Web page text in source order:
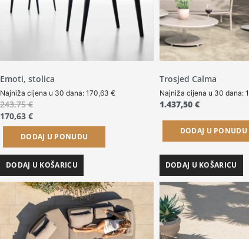
Emoti, stolica
Najniža cijena u 30 dana: 170,63 €
243,75€
170,63 €
DODAJ U PONUDU
DODAJ U KOŠARICU
Trosjed Calma
Najniža cijena u 30 dana:
1.437,50 €
DODAJ U PONUDU
DODAJ U KOŠARICU